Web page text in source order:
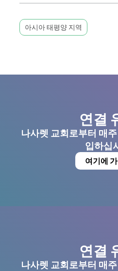
아시아 태평양 지역
연결
나사렛 교회로부터 매
입하십
여기에
연결
나사렛 교회로부터 매